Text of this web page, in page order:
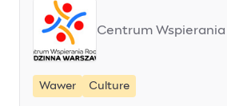
Centrum Wspierania
Wawer Culture